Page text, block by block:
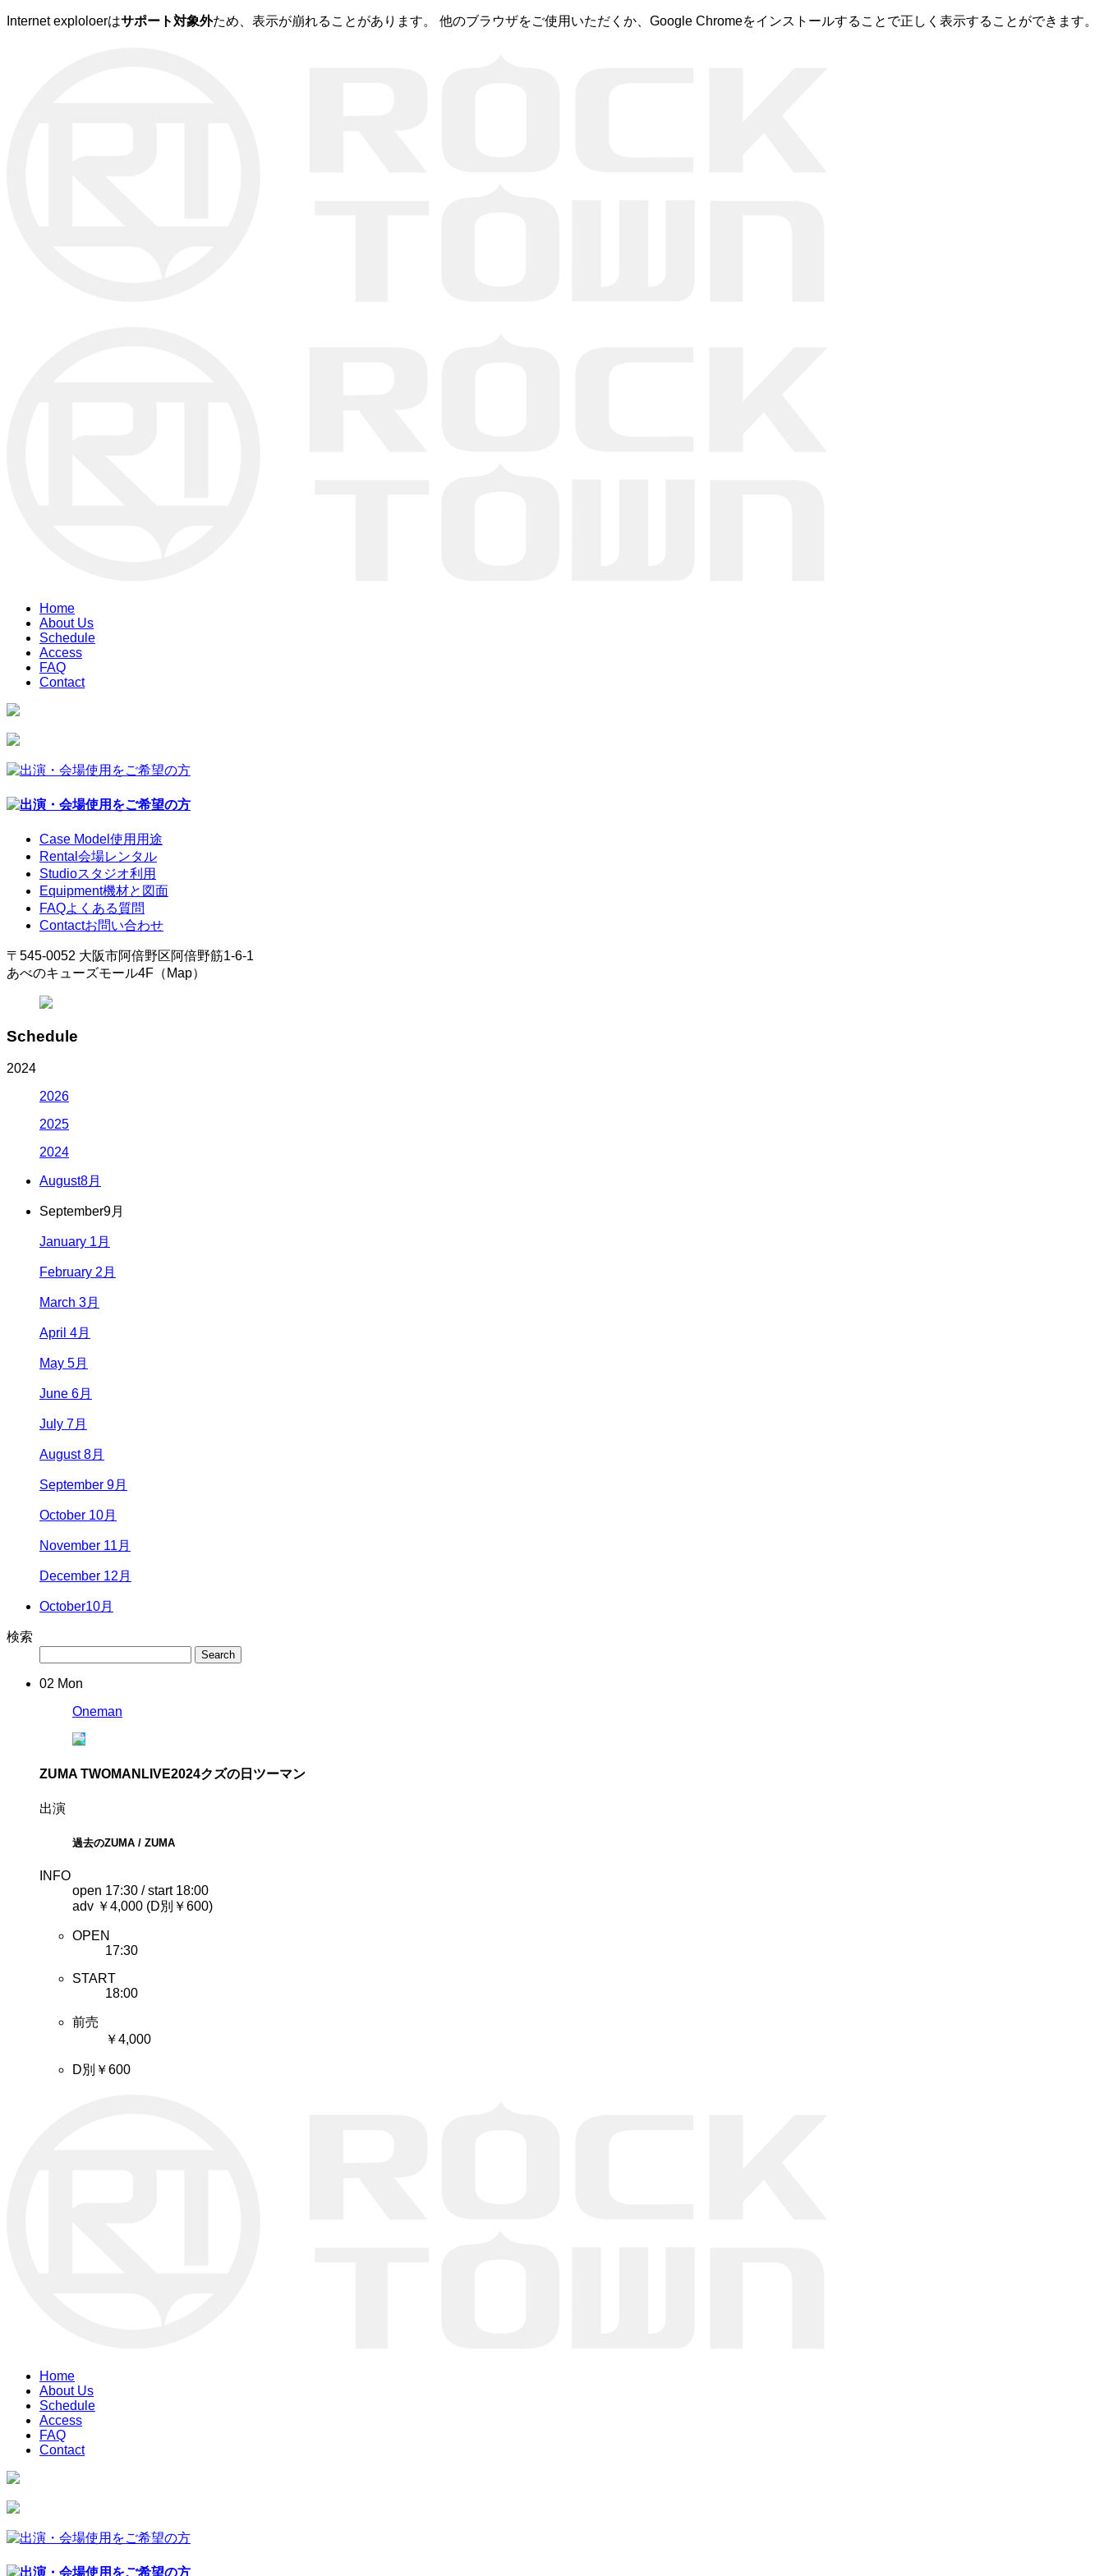
Internet exploloerはサポート対象外ため、表示が崩れることがあります。 他のブラウザをご使用いただくか、Google Chromeをインストールすることで正しく表示することができます。
Home
About Us
Schedule
Access
FAQ
Contact
Case Model 使用用途
Rental 会場レンタル
Studioスタジオ利用
Equipment機材と図面
FAQよくある質問
Contactお問い合わせ
〒545-0052 大阪市阿倍野区阿倍野筋1-6-1
あべのキューズモール4F（Map）
Schedule
2024
2026
2025
2024
August8月
September9月
January 1月
February 2月
March 3月
April 4月
May 5月
June 6月
July 7月
August 8月
September 9月
October 10月
November 11月
December 12月
October10月
検索
02 Mon
Oneman
ZUMA TWOMANLIVE2024クズの日ツーマン
出演
過去のZUMA / ZUMA
INFO
open 17:30 / start 18:00
adv ￥4,000 (D別￥600)
OPEN
17:30
START
18:00
前売
￥4,000
D別￥600
Home
About Us
Schedule
Access
FAQ
Contact